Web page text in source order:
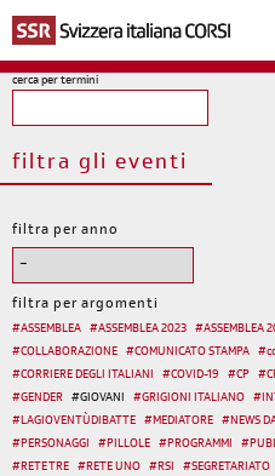
contenuto
principale
cerca per termini
filtra gli eventi
filtra per anno
filtra per argomenti
#ASSEMBLEA #ASSEMBLEA 2023 #ASSEMBLEA
#COLLABORAZIONE #COMUNICATO STAMPA #
#CORRIERE DEGLI ITALIANI #COVID-19 #CP #
#GENDER #GIOVANI #GRIGIONI ITALIANO #
#LAGIOVENTÙDIBATTE #MEDIATORE #NEWS
#PERSONAGGI #PILLOLE #PROGRAMMI #
#RETE TRE #RETE UNO #RSI #SEGRETARIATO